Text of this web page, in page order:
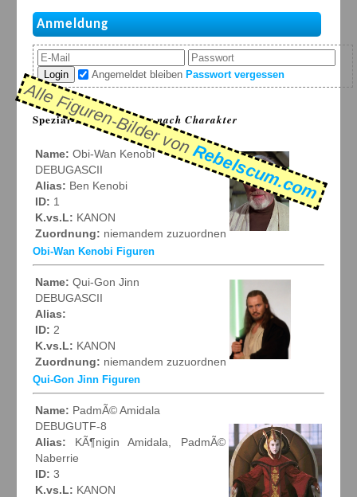
Anmeldung
Login Angemeldet bleiben Passwort vergessen
Spezial-Listen: >Figur nach Charakter
Alle Figuren-Bilder von
Rebelscum.com
Name: Obi-Wan Kenobi
DEBUGASCII
Alias: Ben Kenobi
ID: 1
K.vs.L: KANON
Zuordnung: niemandem zuzuordnen
Obi-Wan Kenobi Figuren
Name: Qui-Gon Jinn
DEBUGASCII
Alias:
ID: 2
K.vs.L: KANON
Zuordnung: niemandem zuzuordnen
Qui-Gon Jinn Figuren
Name: PadmÃ© Amidala
DEBUGUTF-8
Alias: KÃ¶nigin Amidala, PadmÃ©
Naberrie
ID: 3
K.vs.L: KANON